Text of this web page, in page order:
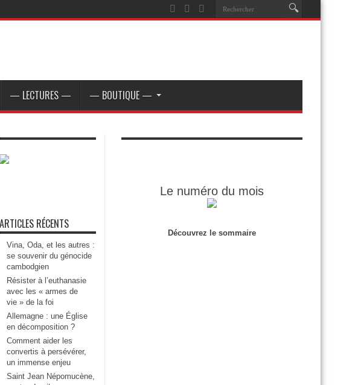
— LECTURES — — BOUTIQUE —
ARTICLES RÉCENTS
Vina, Oda, et les autres :
se souvenir du génocide
cambodgien
Résister à l’euthanasie
avec les « armes de
vie » de la foi
Allemagne : une Église
en décomposition ?
Comment aider les
convertis à persévérer,
un immense enjeu
Saint Jean Népomucène,
Le numéro du mois
Découvrez le sommaire